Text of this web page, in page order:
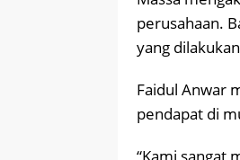
perusahaan.
yang
Faidul Anwar
pendapat di